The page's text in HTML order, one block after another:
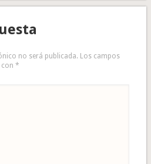
no será publicada. Los campos
*